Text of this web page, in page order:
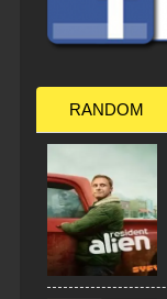
RANDOM